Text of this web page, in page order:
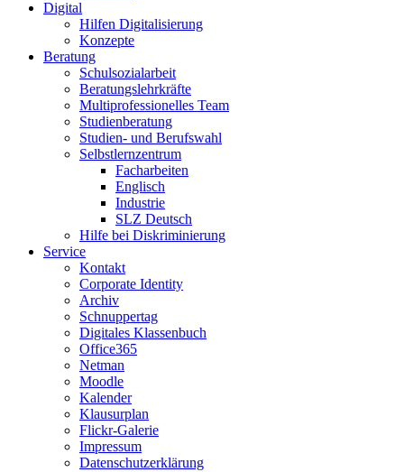
Digital
Hilfen Digitalisierung
Konzepte
Beratung
Schulsozialarbeit
Beratungslehrkräfte
Multiprofessionelles Team
Studienberatung
Studien- und Berufswahl
Selbstlernzentrum
Facharbeiten
Englisch
Industrie
SLZ Deutsch
Hilfe bei Diskriminierung
Service
Kontakt
Corporate Identity
Archiv
Schnuppertag
Digitales Klassenbuch
Office365
Netman
Moodle
Kalender
Klausurplan
Flickr-Galerie
Impressum
Datenschutzerklärung